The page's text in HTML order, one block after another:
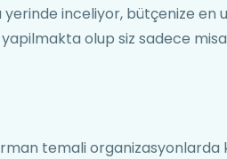
yerinde inceliyor, bütçenize en
olup siz sadece
temali organizasyonlarda